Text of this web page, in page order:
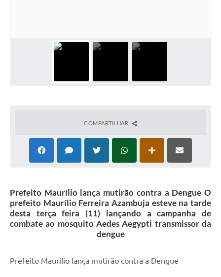
COMPARTILHAR
Prefeito Maurílio lança mutirão contra a Dengue O
prefeito Maurílio Ferreira Azambuja esteve na tarde
desta terça feira (11) lançando a campanha de
combate ao mosquito Aedes Aegypti transmissor da
dengue
Prefeito Maurílio lança mutirão contra a Dengue